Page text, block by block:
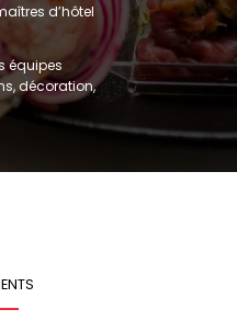
d’hôtel
équipes
décoration,